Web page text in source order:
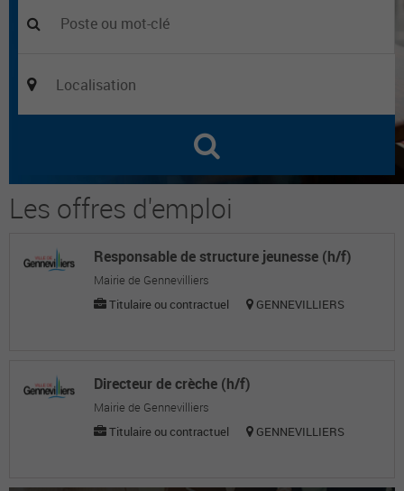
Les offres d'emploi
Responsable de structure jeunesse (h/f)
Mairie de Gennevilliers
Titulaire ou contractuel
GENNEVILLIERS
Directeur de crèche (h/f)
Mairie de Gennevilliers
Titulaire ou contractuel
GENNEVILLIERS